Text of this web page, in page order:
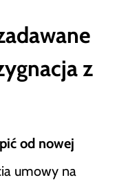
z
od nowej
umowy na